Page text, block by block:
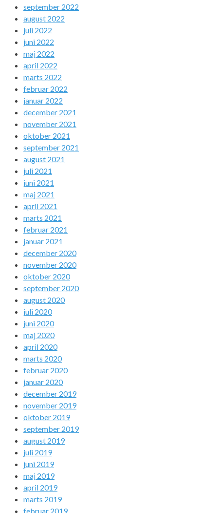
september 2022
august 2022
juli 2022
juni 2022
maj 2022
april 2022
marts 2022
februar 2022
januar 2022
december 2021
november 2021
oktober 2021
september 2021
august 2021
juli 2021
juni 2021
maj 2021
april 2021
marts 2021
februar 2021
januar 2021
december 2020
november 2020
oktober 2020
september 2020
august 2020
juli 2020
juni 2020
maj 2020
april 2020
marts 2020
februar 2020
januar 2020
december 2019
november 2019
oktober 2019
september 2019
august 2019
juli 2019
juni 2019
maj 2019
april 2019
marts 2019
februar 2019